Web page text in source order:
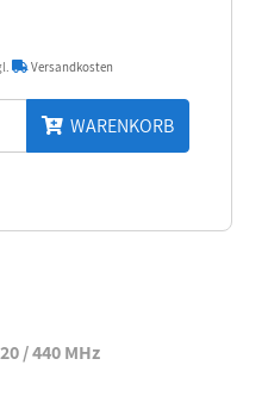
Versandkosten
WARENKORB
/ 440 MHz